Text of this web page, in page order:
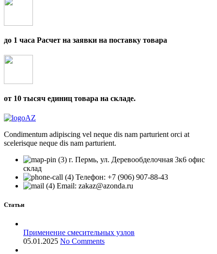
до 1 часа Расчет на заявки на поставку товара
от 10 тысяч единиц товара на складе.
Condimentum adipiscing vel neque dis nam parturient orci at
scelerisque neque dis nam parturient.
г. Пермь, ул. Деревообделочная 3к6 офис
склад
Телефон: +7 (906) 907-88-43
Email: zakaz@azonda.ru
Статьи
Применение смесительных узлов
05.01.2025 No Comments